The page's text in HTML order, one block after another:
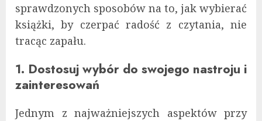
sprawdzonych sposobów na to, jak wybierać
książki, by czerpać radość z czytania, nie
tracąc zapału.
1. Dostosuj wybór do swojego nastroju i
zainteresowań
Jednym z najważniejszych aspektów przy